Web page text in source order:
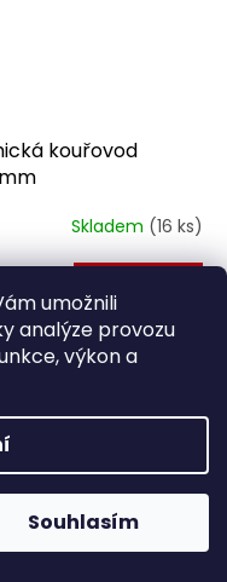
umožnili
analýze provozu
výkon a
Souhlasím
kouřovod
Skladem (16 ks)
cesty
2